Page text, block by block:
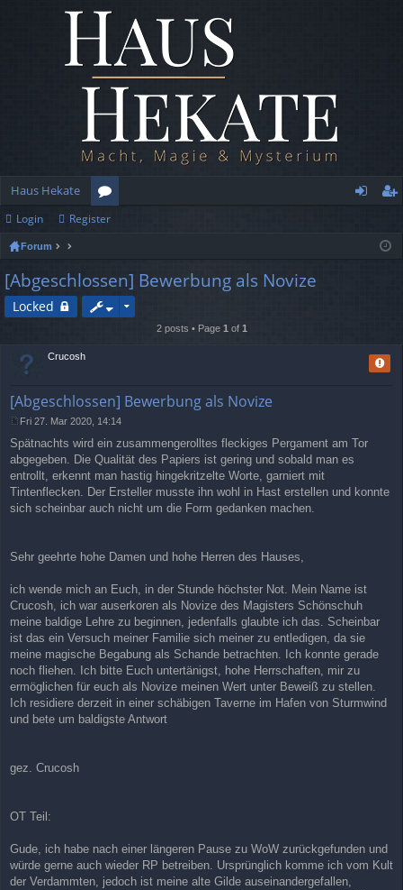
Haus Hekate
or
m
s
ist
Login Register
Forum
[Abgeschlossen] Bewerbung als Novize
Locked
2 posts • Page 1 of 1
Crucosh
[Abgeschlossen] Bewerbung als Novize
o
s
t
Fri 27. Mar 2020, 14:14
Spätnachts wird ein zusammengerolltes fleckiges Pergament am Tor
abgegeben. Die Qualität des Papiers ist gering und sobald man es
entrollt, erkennt man hastig hingekritzelte Worte, garniert mit
Tintenflecken. Der Ersteller musste ihn wohl in Hast erstellen und konnte
sich scheinbar auch nicht um die Form gedanken machen.
Sehr geehrte hohe Damen und hohe Herren des Hauses,
ich wende mich an Euch, in der Stunde höchster Not. Mein Name ist
Crucosh, ich war auserkoren als Novize des Magisters Schönschuh
meine baldige Lehre zu beginnen, jedenfalls glaubte ich das. Scheinbar
ist das ein Versuch meiner Familie sich meiner zu entledigen, da sie
meine magische Begabung als Schande betrachten. Ich konnte gerade
noch fliehen. Ich bitte Euch untertänigst, hohe Herrschaften, mir zu
ermöglichen für euch als Novize meinen Wert unter Beweiß zu stellen.
Ich residiere derzeit in einer schäbigen Taverne im Hafen von Sturmwind
und bete um baldigste Antwort
gez. Crucosh
OT Teil:
Gude, ich habe nach einer längeren Pause zu WoW zurückgefunden und
würde gerne auch wieder RP betreiben. Ursprünglich komme ich vom Kult
der Verdammten, jedoch ist meine alte Gilde auseinandergefallen,